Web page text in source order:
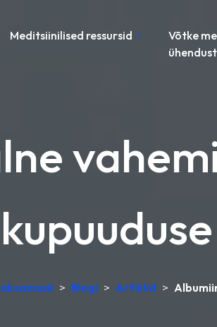
Meditsiinilised ressursid
Võtke
ühendust
> Blogi > Artiklid >